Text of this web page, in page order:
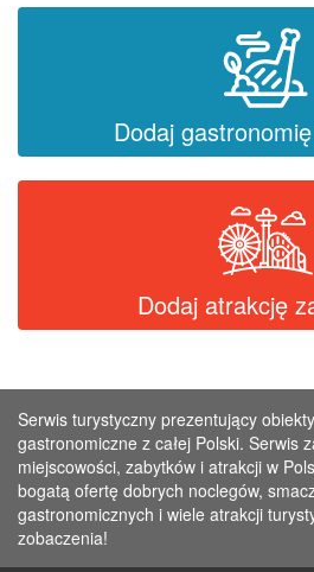
Dodaj
Dodaj atrakcję
Serwis turystyczny prezentujący
gastronomiczne z całej Polski. Serwis
miejscowości, zabytków i atrakcji w
bogatą ofertę dobrych noclegów,
gastronomicznych i wiele atrakcji
zobaczenia!